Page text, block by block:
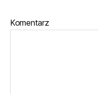
Komentarz